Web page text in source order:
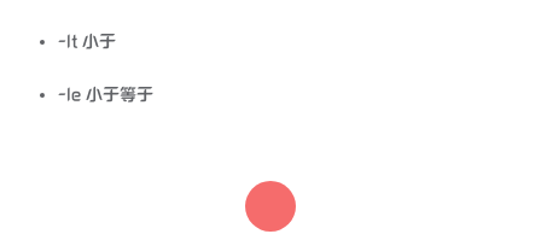
-lt 小于
-le 小于等于